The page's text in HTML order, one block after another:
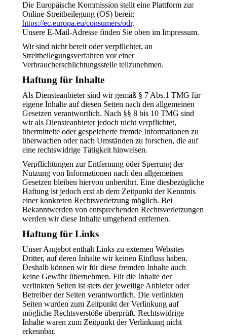
Die Europäische Kommission stellt eine Plattform zur
Online-Streitbeilegung (OS) bereit:
https://ec.europa.eu/consumers/odr.
Unsere E-Mail-Adresse finden Sie oben im Impressum.
Wir sind nicht bereit oder verpflichtet, an
Streitbeilegungsverfahren vor einer
Verbraucherschlichtungsstelle teilzunehmen.
Haftung für Inhalte
Als Diensteanbieter sind wir gemäß § 7 Abs.1 TMG für
eigene Inhalte auf diesen Seiten nach den allgemeinen
Gesetzen verantwortlich. Nach §§ 8 bis 10 TMG sind
wir als Diensteanbieter jedoch nicht verpflichtet,
übermittelte oder gespeicherte fremde Informationen zu
überwachen oder nach Umständen zu forschen, die auf
eine rechtswidrige Tätigkeit hinweisen.
Verpflichtungen zur Entfernung oder Sperrung der
Nutzung von Informationen nach den allgemeinen
Gesetzen bleiben hiervon unberührt. Eine diesbezügliche
Haftung ist jedoch erst ab dem Zeitpunkt der Kenntnis
einer konkreten Rechtsverletzung möglich. Bei
Bekanntwerden von entsprechenden Rechtsverletzungen
werden wir diese Inhalte umgehend entfernen.
Haftung für Links
Unser Angebot enthält Links zu externen Websites
Dritter, auf deren Inhalte wir keinen Einfluss haben.
Deshalb können wir für diese fremden Inhalte auch
keine Gewähr übernehmen. Für die Inhalte der
verlinkten Seiten ist stets der jeweilige Anbieter oder
Betreiber der Seiten verantwortlich. Die verlinkten
Seiten wurden zum Zeitpunkt der Verlinkung auf
mögliche Rechtsverstöße überprüft. Rechtswidrige
Inhalte waren zum Zeitpunkt der Verlinkung nicht
erkennbar.